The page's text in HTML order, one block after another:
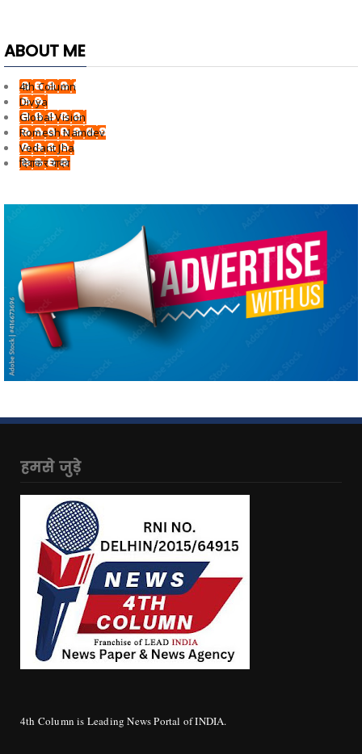
ABOUT ME
4th Column
Divya
Global Vision
Romesh Namdev
Vedant Jha
दिवाकर यादव
हमसे जुड़े
4th Column is Leading News Portal of INDIA.